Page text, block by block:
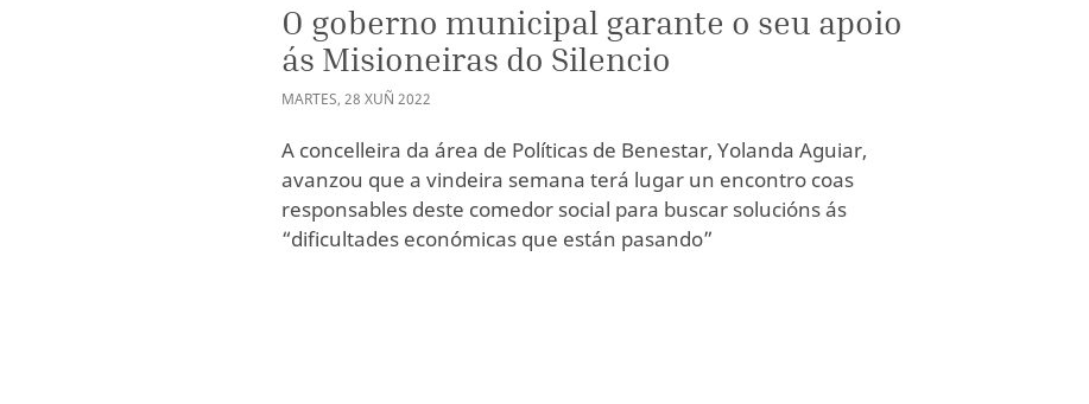
O goberno municipal garante o seu apoio
ás Misioneiras do Silencio
MARTES,28 XUÑ 2022
A concelleira da área de Políticas de Benestar, Yolanda Aguiar,
avanzou que a vindeira semana terá lugar un encontro coas
responsables deste comedor social para buscar solucións ás
“dificultades económicas que están pasando”